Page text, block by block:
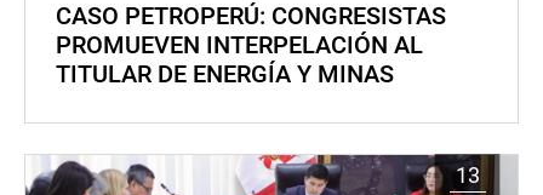
CASO PETROPERÚ: CONGRESISTAS
PROMUEVEN INTERPELACIÓN AL
TITULAR DE ENERGÍA Y MINAS
13